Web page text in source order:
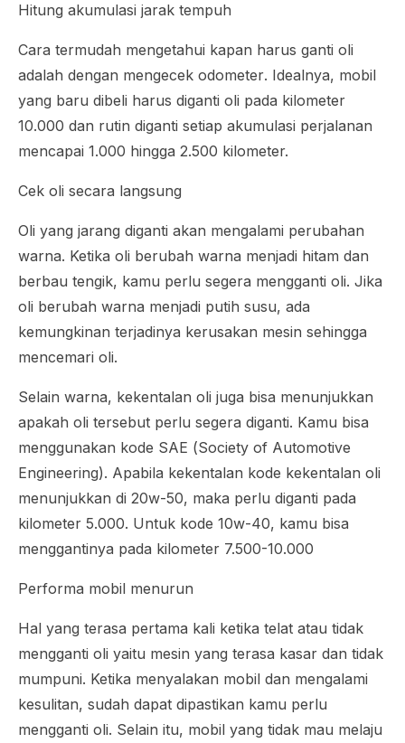
Hitung akumulasi jarak tempuh
Cara termudah mengetahui kapan harus ganti oli
adalah dengan mengecek odometer. Idealnya, mobil
yang baru dibeli harus diganti oli pada kilometer
10.000 dan rutin diganti setiap akumulasi perjalanan
mencapai 1.000 hingga 2.500 kilometer.
Cek oli secara langsung
Oli yang jarang diganti akan mengalami perubahan
warna. Ketika oli berubah warna menjadi hitam dan
berbau tengik, kamu perlu segera mengganti oli. Jika
oli berubah warna menjadi putih susu, ada
kemungkinan terjadinya kerusakan mesin sehingga
mencemari oli.
Selain warna, kekentalan oli juga bisa menunjukkan
apakah oli tersebut perlu segera diganti. Kamu bisa
menggunakan kode SAE (Society of Automotive
Engineering). Apabila kekentalan kode kekentalan oli
menunjukkan di 20w-50, maka perlu diganti pada
kilometer 5.000. Untuk kode 10w-40, kamu bisa
menggantinya pada kilometer 7.500-10.000
Performa mobil menurun
Hal yang terasa pertama kali ketika telat atau tidak
mengganti oli yaitu mesin yang terasa kasar dan tidak
mumpuni. Ketika menyalakan mobil dan mengalami
kesulitan, sudah dapat dipastikan kamu perlu
mengganti oli. Selain itu, mobil yang tidak mau melaju